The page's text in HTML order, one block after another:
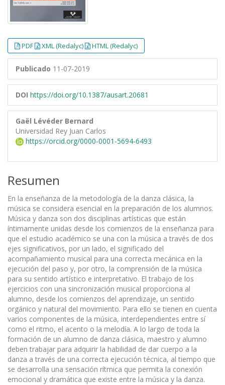
PDF XML (Redalyc) HTML (Redalyc)
Publicado 11-07-2019
DOI https://doi.org/10.1387/ausart.20681
Gaël Lévéder Bernard
Universidad Rey Juan Carlos
https://orcid.org/0000-0001-5694-6493
Resumen
En la enseñanza de la metodología de la danza clásica, la
música se considera esencial en la preparación de los alumnos.
Música y danza son dos disciplinas artísticas que están
íntimamente unidas desde los comienzos de la enseñanza para
que el estudio académico se una con la música a través de dos
ejes significativos, por un lado, el significado del
acompañamiento musical para una correcta mecánica en la
ejecución del paso y, por otro, la comprensión de la música
para su sentido artístico e interpretativo. El trabajo de los
ejercicios con una sincronización musical proporciona al
alumno, desde los comienzos del aprendizaje, un sentido
orgánico y natural del movimiento. Para ello se tienen en cuenta
varios componentes de la música, interdependientes entre sí
como el ritmo, el acento o la melodía. A lo largo de toda la
formación de un alumno de danza clásica, maestro y alumno
deben trabajar para adquirir la habilidad de dar cuerpo a la
danza a través de una correcta ejecución técnica, al tiempo que
se desarrolla una sensación rítmica que permita la conexión
emocional y dramática que existe entre la música y la danza.